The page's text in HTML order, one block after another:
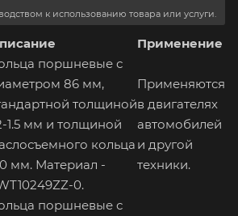
к использованию товара или услуги.
Применение
поршневые с
86 мм,
толщиной
1.5 мм и толщиной
кольца
мм. Материал -
0.
Применяются
в двигателях
автомобилей
и другой
техники.
поршневые с